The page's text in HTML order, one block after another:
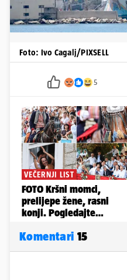
Foto: Ivo Cagalj/PIXSELL
5
Komentari 15